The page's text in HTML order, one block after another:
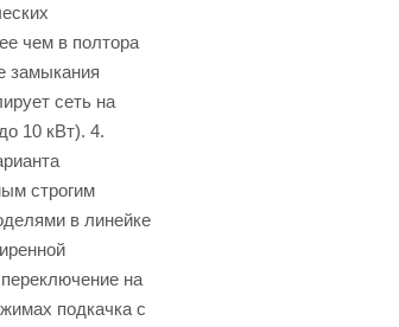
чем в полтора
замыкания
сеть на
10 кВт). 4.
строгим
в линейке
на
подкачка с